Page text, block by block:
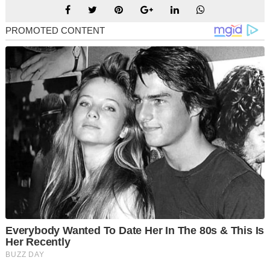
Alhamdulillah, syukur! Selepas berhari-hari mengundang
resah dan debaran di hati keluarga serta seluruh rakyat
Malaysia, teka-teki mengenai kehilangan pendaki wanita,
Jaslinda Saludin, 49, akhirnya terjawab dengan khabar paling
gembira.
Selepas dilaporkan hilang di Gunung Batu Putih sejak 23 Mei
lalu, wanita cekal ini akhirnya ditemui dalam keadaan selamat
hari ini.